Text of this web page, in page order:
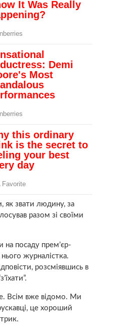
як звати людину, за
разом зі своїми
на посаду прем’єр-
нього журналістка.
розсміявшись в
Всім вже відомо. Ми
це хороший